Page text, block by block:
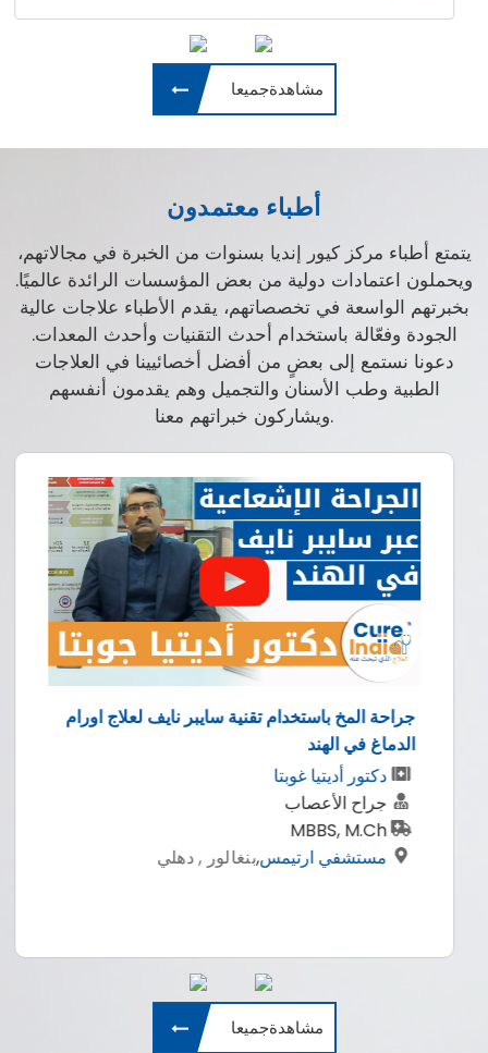
مشاهدةجميعا
أطباء معتمدون
يتمتع أطباء مركز كيور إنديا بسنوات من الخبرة في مجالاتهم،
ويحملون اعتمادات دولية من بعض المؤسسات الرائدة عالميًا.
بخبرتهم الواسعة في تخصصاتهم، يقدم الأطباء علاجات عالية
الجودة وفعّالة باستخدام أحدث التقنيات وأحدث المعدات.
دعونا نستمع إلى بعضٍ من أفضل أخصائيينا في العلاجات
الطبية وطب الأسنان والتجميل وهم يقدمون أنفسهم
ويشاركون خبراتهم معنا.
جراحة المخ باستخدام تقنية سايبر نايف لعلاج اورام
الدماغ في الهند
دكتور أديتيا غوبتا
جراح الأعصاب
MBBS, M.Ch
مستشفي ارتيمس,بنغالور , دهلي
مشاهدةجميعا